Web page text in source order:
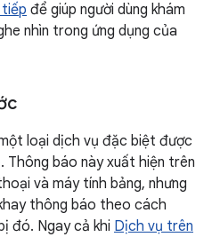
để giúp người dùng khám
nhìn trong ứng dụng của
loại dịch vụ đặc biệt được
Thông báo này xuất hiện trên
và máy tính bảng, nhưng
thông báo theo cách
đó. Ngay cả khi Dịch vụ trên